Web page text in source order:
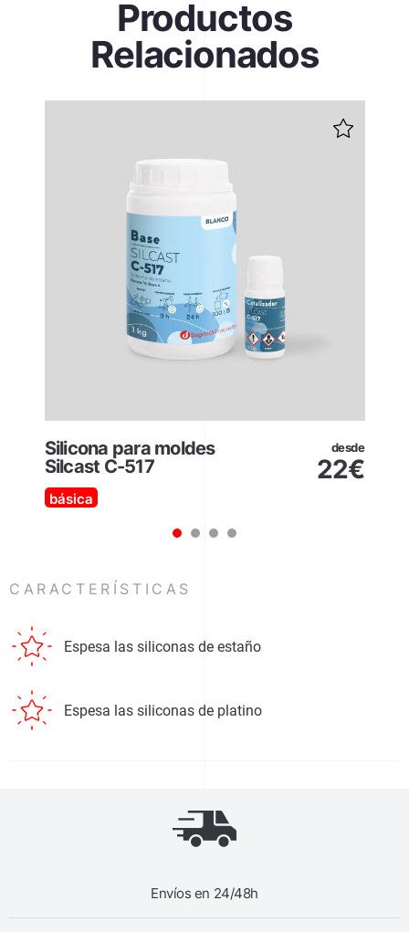
Productos
Relacionados
Silicona para moldes
Silcast C-517
básica
desde
22€
CARACTERÍSTICAS
Espesa las siliconas de estaño
Espesa las siliconas de platino
Envíos en 24/48h